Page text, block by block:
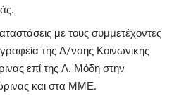
με τους συμμετέχοντες
της Δ/νσης Κοινωνικής
επί της Λ. Μόδη στην
και στα ΜΜΕ.